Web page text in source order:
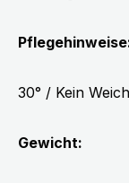
30° / Kein
Gewicht: